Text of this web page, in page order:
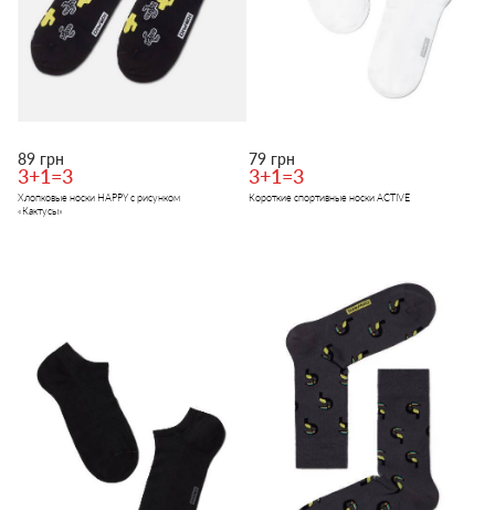
89 грн
3+1=3
Хлопковые носки HAPPY с рисунком
«Кактусы»
79 грн
3+1=3
Короткие спортивные носки ACTIVE